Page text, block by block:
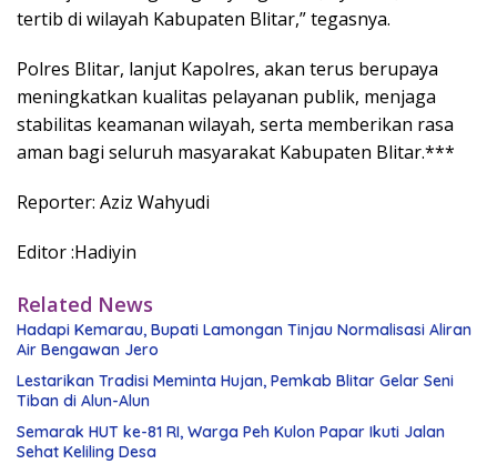
tertib di wilayah Kabupaten Blitar,” tegasnya.
Polres Blitar, lanjut Kapolres, akan terus berupaya
meningkatkan kualitas pelayanan publik, menjaga
stabilitas keamanan wilayah, serta memberikan rasa
aman bagi seluruh masyarakat Kabupaten Blitar.***
Reporter: Aziz Wahyudi
Editor :Hadiyin
Related News
Hadapi Kemarau, Bupati Lamongan Tinjau Normalisasi Aliran
Air Bengawan Jero
Lestarikan Tradisi Meminta Hujan, Pemkab Blitar Gelar Seni
Tiban di Alun-Alun
Semarak HUT ke-81 RI, Warga Peh Kulon Papar Ikuti Jalan
Sehat Keliling Desa